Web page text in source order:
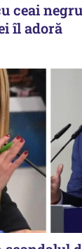
ceai
îl adoră